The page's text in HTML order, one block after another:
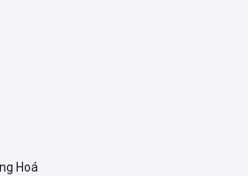
giúp
cho
Hoá